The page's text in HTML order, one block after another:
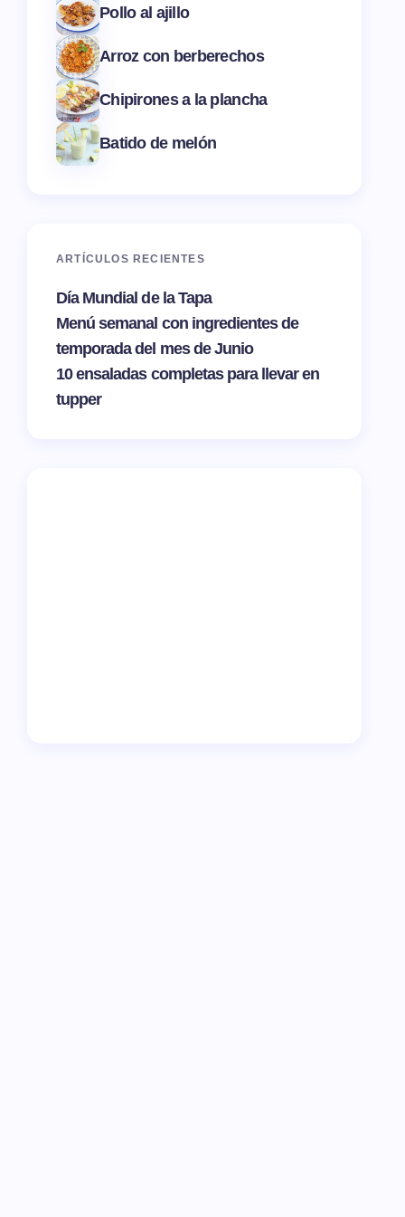
Pollo al ajillo
Arroz con berberechos
Chipirones a la plancha
Batido de melón
ARTÍCULOS RECIENTES
Día Mundial de la Tapa
Menú semanal con ingredientes de
temporada del mes de Junio
10 ensaladas completas para llevar en
tupper